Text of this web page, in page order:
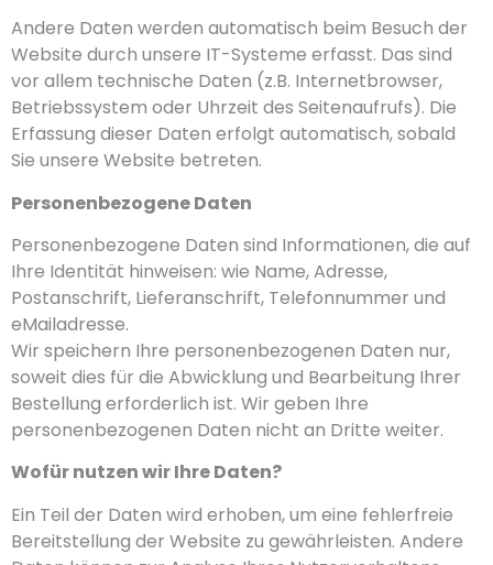
Andere Daten werden automatisch beim Besuch der
Website durch unsere IT-Systeme erfasst. Das sind
vor allem technische Daten (z.B. Internetbrowser,
Betriebssystem oder Uhrzeit des Seitenaufrufs). Die
Erfassung dieser Daten erfolgt automatisch, sobald
Sie unsere Website betreten.
Personenbezogene Daten
Personenbezogene Daten sind Informationen, die auf
Ihre Identität hinweisen: wie Name, Adresse,
Postanschrift, Lieferanschrift, Telefonnummer und
eMailadresse.
Wir speichern Ihre personenbezogenen Daten nur,
soweit dies für die Abwicklung und Bearbeitung Ihrer
Bestellung erforderlich ist. Wir geben Ihre
personenbezogenen Daten nicht an Dritte weiter.
Wofür nutzen wir Ihre Daten?
Ein Teil der Daten wird erhoben, um eine fehlerfreie
Bereitstellung der Website zu gewährleisten. Andere